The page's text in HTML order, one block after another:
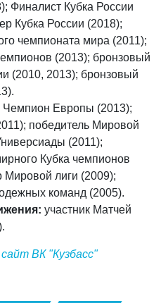
Финалист Кубка России
Кубка России (2018);
чемпионата мира (2011);
(2013); бронзовый
(2010, 2013); бронзовый
Чемпион Европы (2013);
победитель Мировой
(2011);
Кубка чемпионов
Мировой лиги (2009);
команд (2005).
участник Матчей
ВК "Кузбасс"